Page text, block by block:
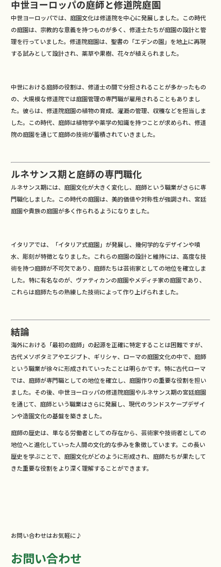
中世ヨーロッパの庭師と修道院庭園
中世ヨーロッパでは、庭園文化は修道院を中心に発展しました。この時代
の庭園は、宗教的な意義を持つものが多く、修道士たちが庭園の設計と管
理を行っていました。修道院庭園は、聖書の「エデンの園」を地上に再現
する試みとして設計され、薬草や果樹、花々が植えられました。
中世における庭師の役割は、修道士の間で分担されることが多かったもの
の、大規模な修道院では庭園管理の専門職が雇用されることもありまし
た。彼らは、修道院庭園の植物の育成、灌漑の管理、収穫などを担当しま
した。この時代、庭師は植物学や薬学の知識を持つことが求められ、修道
院の庭園を通じて庭師の技術が蓄積されていきました。
ルネサンス期と庭師の専門職化
ルネサンス期には、庭園文化が大きく変化し、庭師という職業がさらに専
門職化しました。この時代の庭園は、美的価値や対称性が強調され、宮廷
庭園や貴族の庭園が多く作られるようになりました。
イタリアでは、「イタリア式庭園」が発展し、幾何学的なデザインや噴
水、彫刻が特徴となりました。これらの庭園の設計と維持には、高度な技
術を持つ庭師が不可欠であり、庭師たちは芸術家としての地位を確立しま
した。特に有名なのが、ヴァティカンの庭園やメディチ家の庭園であり、
これらは庭師たちの熟練した技術によって作り上げられました。
結論
海外における「最初の庭師」の起源を正確に特定することは困難ですが、
古代メソポタミアやエジプト、ギリシャ、ローマの庭園文化の中で、庭師
という職業が徐々に形成されていったことは明らかです。特に古代ローマ
では、庭師が専門職としての地位を確立し、庭園作りの重要な役割を担い
ました。その後、中世ヨーロッパの修道院庭園やルネサンス期の宮廷庭園
を通じて、庭師という職業はさらに発展し、現代のランドスケープデザイ
ンや造園文化の基盤を築きました。
庭師の歴史は、単なる労働者としての存在から、芸術家や技術者としての
地位へと進化していった人間の文化的な歩みを象徴しています。この長い
歴史を学ぶことで、庭園文化がどのように形成され、庭師たちが果たして
きた重要な役割をより深く理解することができます。
お問い合わせはお気軽に♪
お問い合わせ